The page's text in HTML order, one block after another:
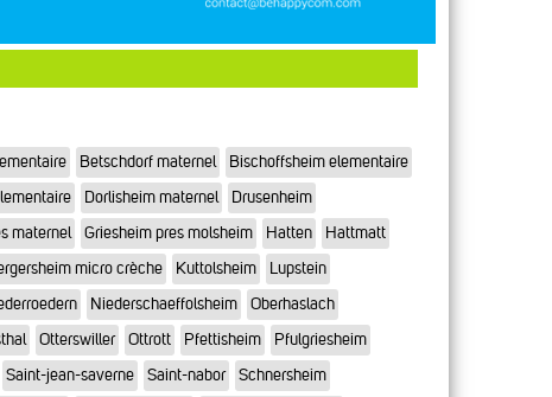
Betschdorf maternel
Bischoffsheim elementaire
Dorlisheim maternel
Drusenheim
maternel Griesheim pres molsheim Hatten
Hattmatt
micro crèche Kuttolsheim
Lupstein
Niederschaeffolsheim
Oberhaslach
Otterswiller Ottrott Pfettisheim
Pfulgriesheim
Saint-jean-saverne Saint-nabor Schnersheim